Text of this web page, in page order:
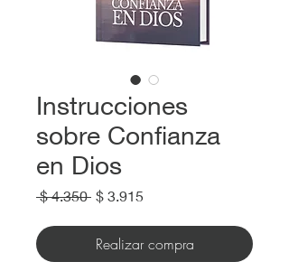
Instrucciones
sobre Confianza
en Dios
$ 4.350 Precio
$ 3.915
oferta
Realizar compra